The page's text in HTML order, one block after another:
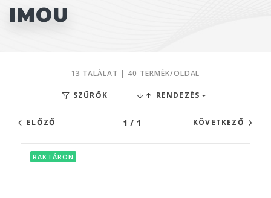
IMOU
13 TALÁLAT | 40 TERMÉK/OLDAL
SZŰRŐK RENDEZÉS
ELŐZŐ 1 / 1 KÖVETKEZŐ
RAKTÁRON